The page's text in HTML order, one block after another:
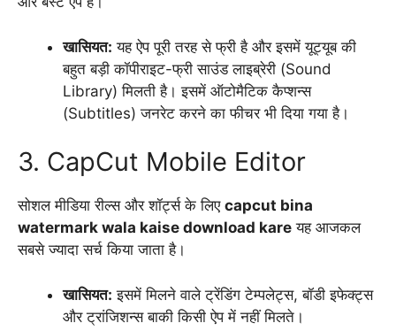
खासियत: यह ऐप पूरी तरह से फ्री है और इसमें यूट्यूब की
बहुत बड़ी कॉपीराइट-फ्री साउंड लाइब्रेरी (Sound
Library) मिलती है। इसमें ऑटोमैटिक कैप्शन्स
(Subtitles) जनरेट करने का फीचर भी दिया गया है।
3. CapCut Mobile Editor
सोशल मीडिया रील्स और शॉर्ट्स के लिए capcut bina
watermark wala kaise download kare यह आजकल
सबसे ज्यादा सर्च किया जाता है।
खासियत: इसमें मिलने वाले ट्रेंडिंग टेम्पलेट्स, बॉडी इफेक्ट्स
और ट्रांजिशन्स बाकी किसी ऐप में नहीं मिलते।